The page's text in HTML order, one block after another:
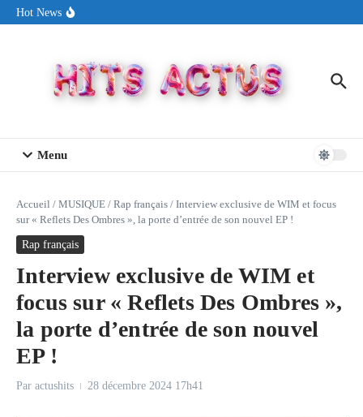
Aller au contenu
Hot News
« New Day »
Menu
Accueil / MUSIQUE / Rap français / Interview exclusive de WIM et focus
sur « Reflets Des Ombres », la porte d’entrée de son nouvel EP !
Rap français
Interview exclusive de WIM et
focus sur « Reflets Des Ombres »,
la porte d’entrée de son nouvel
EP !
Par actushits 28 décembre 2024 17h41